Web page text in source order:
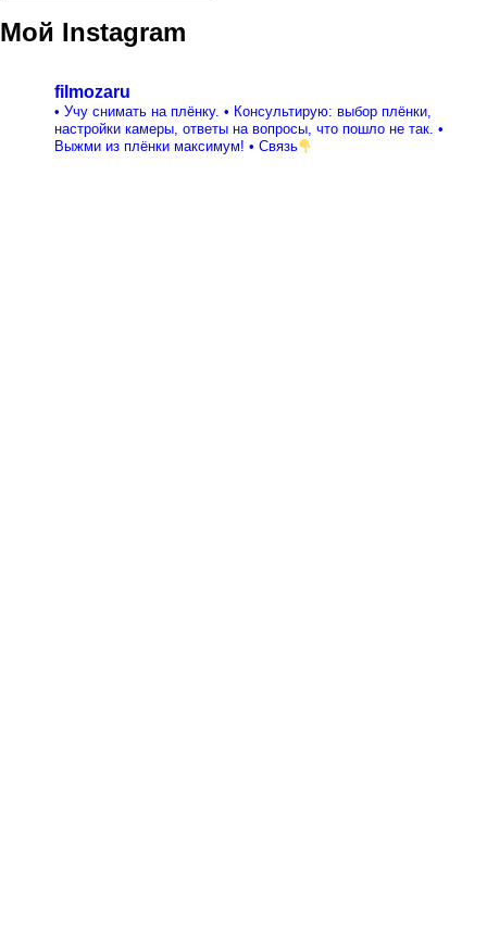
Мой Instagram
filmozaru
• Учу снимать на плёнку. • Консультирую: выбор плёнки,
настройки камеры, ответы на вопросы, что пошло не так. •
Выжми из плёнки максимум! • Связь